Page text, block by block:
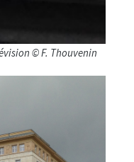
© F. Thouvenin